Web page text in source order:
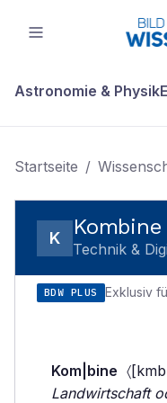
Astronomie & Physik
Startseite /
K Kombine
Technik &
BDW PLUS Exklusiv
Kom|bine
Landwirtschaft